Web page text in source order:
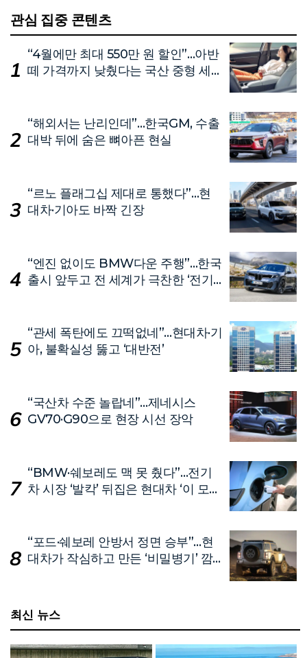
관심 집중 콘텐츠
“4월에만 최대 550만 원 할인”…아반
떼 가격까지 낮췄다는 국산 중형 세
“해외서는 난리인데”…한국GM, 수출
대박 뒤에 숨은 뼈아픈 현실
“르노 플래그십 제대로 통했다”…현
대차·기아도 바짝 긴장
“엔진 없이도 BMW다운 주행”…한국
출시 앞두고 전 세계가 극찬한 ‘전기
“관세 폭탄에도 끄떡없네”…현대차·기
아, 불확실성 뚫고 ‘대반전’
“국산차 수준 놀랍네”…제네시스
GV70·G90으로 현장 시선 장악
“BMW·쉐보레도 맥 못 췄다”…전기
차 시장 ‘발칵’ 뒤집은 현대차 ‘이 모
“포드·쉐보레 안방서 정면 승부”…현
대차가 작심하고 만든 ‘비밀병기’ 깜
최신 뉴스